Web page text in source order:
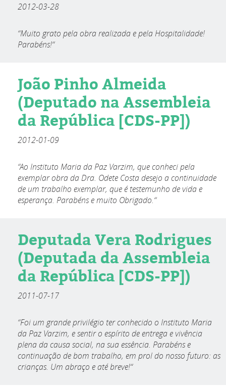
2012-03-28
“Muito grato pela obra realizada e pela Hospitalidade!
Parabéns!“
João Pinho Almeida
(Deputado na Assembleia
da República [CDS-PP])
2012-01-09
“Ao Instituto Maria da Paz Varzim, que conheci pela
exemplar obra da Dra. Odete Costa desejo a continuidade
de um trabalho exemplar, que é testemunho de vida e
esperança. Parabéns e muito Obrigado.“
Deputada Vera Rodrigues
(Deputada da Assembleia
da República [CDS-PP])
2011-07-17
“Foi um grande privilégio ter conhecido o Instituto Maria
da Paz Varzim, e sentir o espírito de entrega e vivência
plena da causa social, na sua essência. Parabéns e
continuação de bom trabalho, em prol do nosso futuro: as
crianças. Um abraço e até breve!“